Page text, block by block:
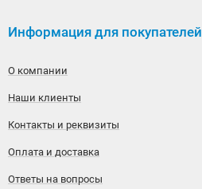
Информация для покупателей
О компании
Наши клиенты
Контакты и реквизиты
Оплата и доставка
Ответы на вопросы